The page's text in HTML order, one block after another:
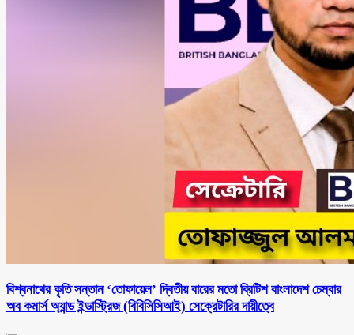
বিশ্বনাথের কৃতি সন্তান ‘তোফায়েল’ দ্বিতীয় বারের মতো ব্রিটিশ বাংলাদেশ চেম্বার
অব কমার্স অ্যান্ড ইন্ডাস্ট্রিজ (বিবিসিসিআই) সেক্রেটারির দায়ীত্বে